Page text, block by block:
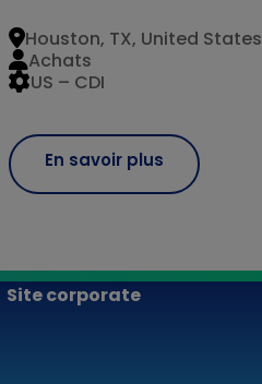
En savoir plus
Houston, TX, United States
US – CDI
Achats
Site corporate